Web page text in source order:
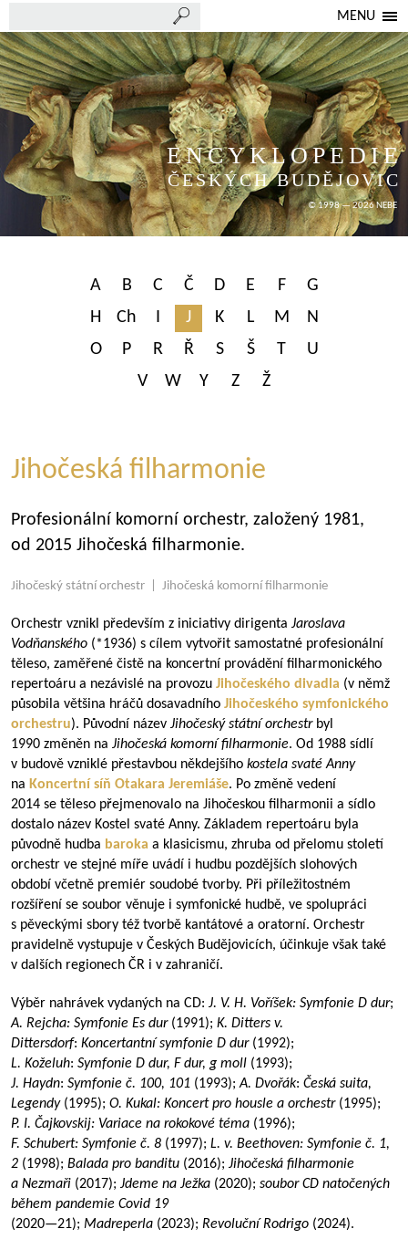
MENU
ENCYKLOPEDIE
ČESKÝCH BUDĚJOVIC
© 1998 — 2026 NEBE
A B C Č D E F
G
H
Ch I J K L M
N
O
P R Ř S Š T
U
V
W Y Z Ž
Jihočeská filharmonie
Profesionální komorní orchestr, založený 1981,
od 2015 Jihočeská filharmonie.
Jihočeský státní orchestr | Jihočeská komorní filharmonie
Orchestr vznikl především z iniciativy dirigenta Jaroslava
Vodňanského (*1936) s cílem vytvořit samostatné profesionální
těleso, zaměřené čistě na koncertní provádění filharmonického
repertoáru a nezávislé na provozu Jihočeského divadla (v němž
působila většina hráčů dosavadního Jihočeského symfonického
orchestru). Původní název Jihočeský státní orchestrbyl
1990 změněn na Jihočeská komorní filharmonie. Od 1988 sídlí
v budově vzniklé přestavbou někdejšího kostela svaté Anny
na Koncertní síň Otakara Jeremiáše. Po změně vedení
2014 se těleso přejmenovalo na Jihočeskou filharmonii a sídlo
dostalo název Kostel svaté Anny. Základem repertoáru byla
původně hudba baroka a klasicismu, zhruba od přelomu století
orchestr ve stejné míře uvádí i hudbu pozdějších slohových
období včetně premiér soudobé tvorby. Při příležitostném
rozšíření se soubor věnuje i symfonické hudbě, ve spolupráci
s pěveckými sbory též tvorbě kantátové a oratorní. Orchestr
pravidelně vystupuje v Českých Budějovicích, účinkuje však také
v dalších regionech ČR i v zahraničí.
Výběr nahrávek vydaných na CD: J. V. H. Voříšek: Symfonie D dur;
A. Rejcha: Symfonie Es dur (1991); K. Ditters v.
Dittersdorf: Koncertantní symfonie D dur (1992);
L. Koželuh: Symfonie D dur, F dur, g moll (1993);
J. Haydn: Symfonie č. 100, 101 (1993); A. Dvořák: Česká suita,
Legendy (1995); O. Kukal: Koncert pro housle a orchestr (1995);
P. I. Čajkovskij: Variace na rokokové téma (1996);
F. Schubert: Symfonie č. 8 (1997); L. v. Beethoven: Symfonie č. 1,
2 (1998); Balada pro banditu (2016); Jihočeská filharmonie
a Nezmaři (2017); Jdeme na Ježka (2020); soubor CD natočených
během pandemie Covid 19
(2020—21); Madreperla (2023); Revoluční Rodrigo (2024).